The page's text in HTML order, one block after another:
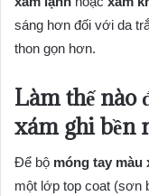
sáng hơn đối với da
thon gọn hơn.
Làm thế nào
xám ghi bền
Để bộ móng tay màu
một lớp top coat (sơn